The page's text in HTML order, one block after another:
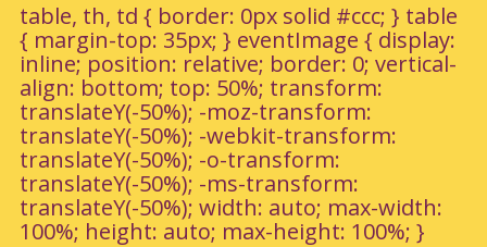
table, th, td { border: 0px solid #ccc; } table
{ margin-top: 35px; } eventImage { display:
inline; position: relative; border: 0; vertical-
align: bottom; top: 50%; transform:
translateY(-50%); -moz-transform:
translateY(-50%); -webkit-transform:
translateY(-50%); -o-transform:
translateY(-50%); -ms-transform:
translateY(-50%); width: auto; max-width:
100%; height: auto; max-height: 100%; }